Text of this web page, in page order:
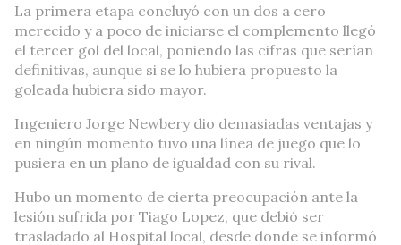
La primera etapa concluyó con un dos a cero
merecido y a poco de iniciarse el complemento llegó
el tercer gol del local, poniendo las cifras que serían
definitivas, aunque si se lo hubiera propuesto la
goleada hubiera sido mayor.
Ingeniero Jorge Newbery dio demasiadas ventajas y
en ningún momento tuvo una línea de juego que lo
pusiera en un plano de igualdad con su rival.
Hubo un momento de cierta preocupación ante la
lesión sufrida por Tiago Lopez, que debió ser
trasladado al Hospital local, desde donde se informó